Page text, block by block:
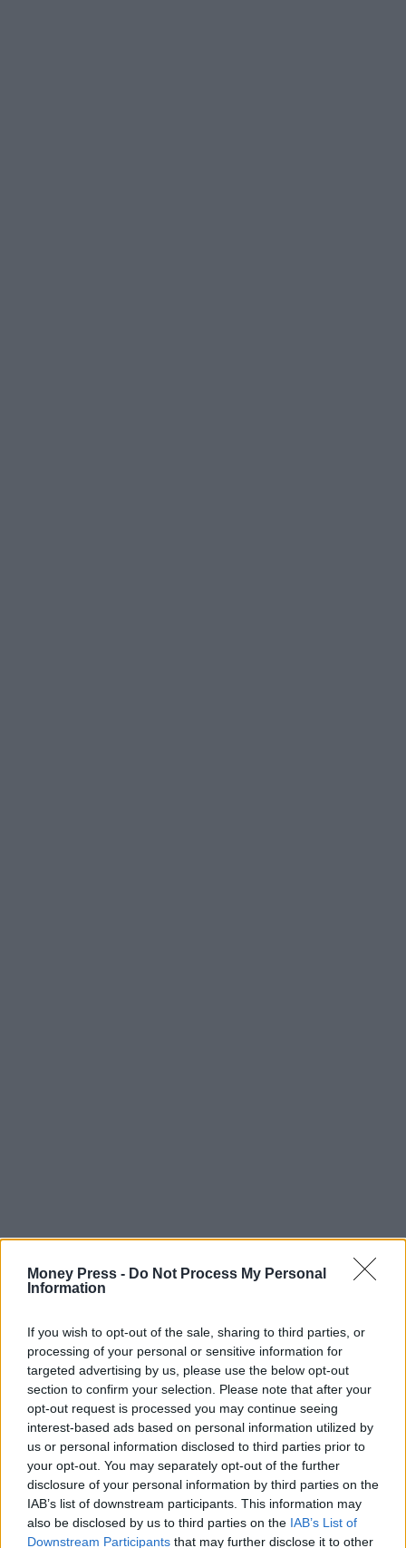
Money Press - Do Not Process My Personal
Information
If you wish to opt-out of the sale, sharing to third parties, or
processing of your personal or sensitive information for
targeted advertising by us, please use the below opt-out
section to confirm your selection. Please note that after your
opt-out request is processed you may continue seeing
interest-based ads based on personal information utilized by
us or personal information disclosed to third parties prior to
your opt-out. You may separately opt-out of the further
disclosure of your personal information by third parties on the
IAB’s list of downstream participants. This information may
also be disclosed by us to third parties on the IAB’s List of
Downstream Participants that may further disclose it to other
εργασία προσλήψεις